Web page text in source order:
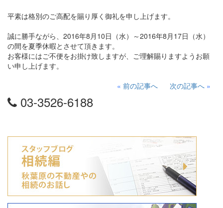
平素は格別のご高配を賜り厚く御礼を申し上げます。
誠に勝手ながら、2016年8月10日（水）～2016年8月17日（水）
の間を夏季休暇とさせて頂きます。
お客様にはご不便をお掛け致しますが、ご理解賜りますようお願
い申し上げます。
« 前の記事へ 次の記事へ »
03-3526-6188